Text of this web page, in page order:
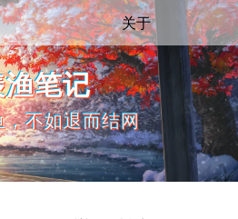
关于
笔记
，不如退而结网